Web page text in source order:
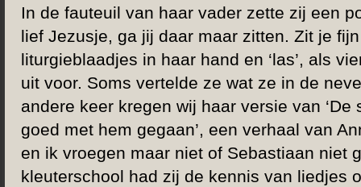
In de fauteuil van haar vader zette zij een
lief Jezusje, ga jij daar maar zitten. Zit je
liturgieblaadjes in haar hand en ‘las’, als
uit voor. Soms vertelde ze wat ze in de
andere keer kregen wij haar versie van
goed met hem gegaan’, een verhaal van
en ik vroegen maar niet of Sebastiaan niet
kleuterschool had zij de kennis van liedjes